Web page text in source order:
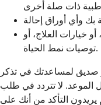
خيارات العلاج، أو
توصيات نمط الحياة.
صديق لمساعدتك في تذكر
الموعد. لا تتردد في طلب
التأكد من أنك على